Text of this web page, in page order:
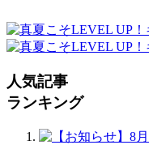
人気記事
ランキング